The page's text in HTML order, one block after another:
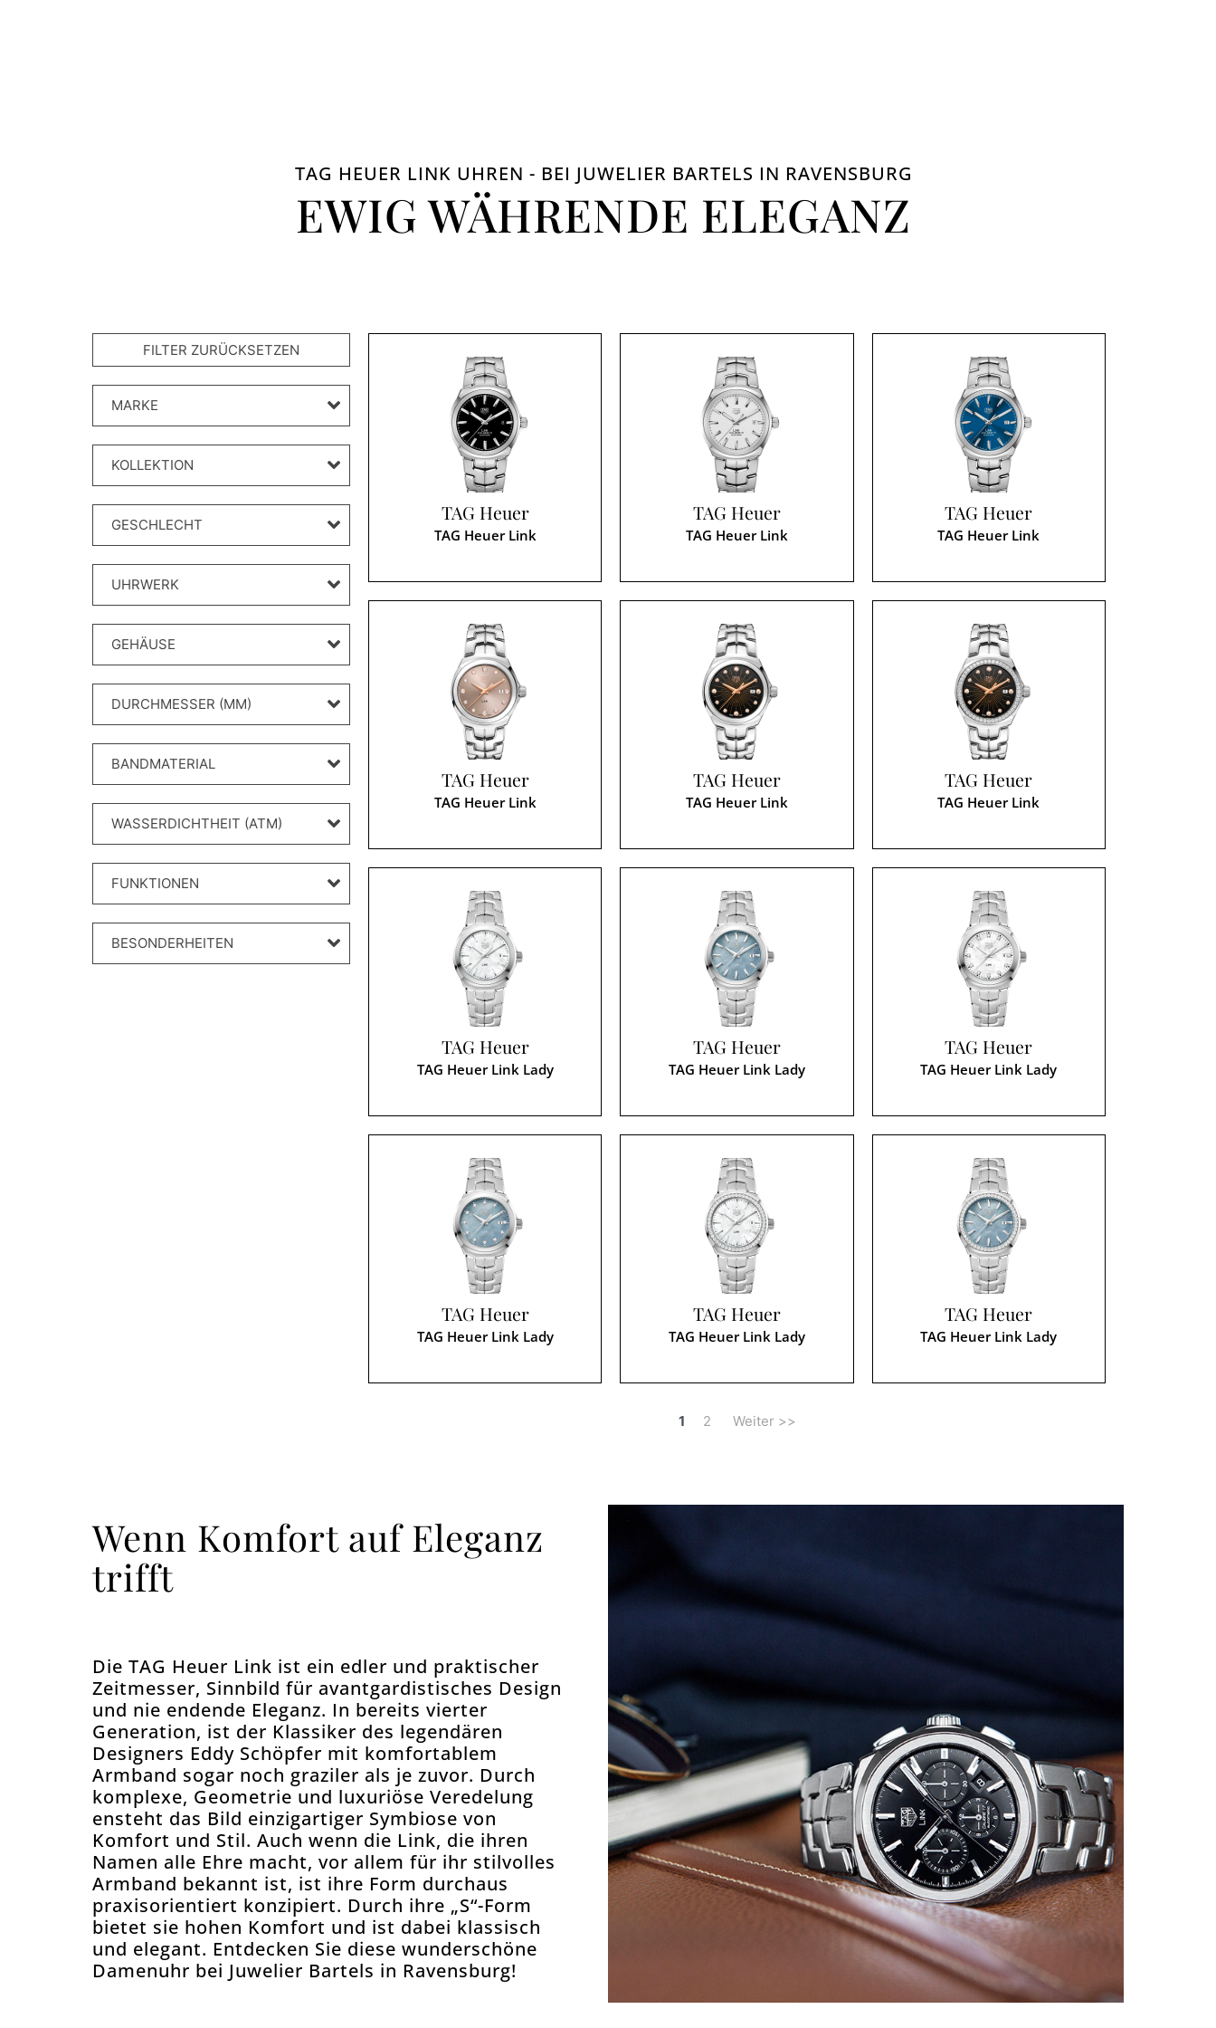
TAG HEUER LINK UHREN - BEI JUWELIER BARTELS IN RAVENSBURG
EWIG WÄHRENDE ELEGANZ
MARKE
KOLLEKTION
GESCHLECHT
UHRWERK
GEHÄUSE
DURCHMESSER (MM)
BANDMATERIAL
WASSERDICHTHEIT (ATM)
FUNKTIONEN
BESONDERHEITEN
TAG Heuer
TAG Heuer Link
TAG Heuer
TAG Heuer Link
TAG Heuer
TAG Heuer Link
TAG Heuer
TAG Heuer Link
TAG Heuer
TAG Heuer Link
TAG Heuer
TAG Heuer Link
TAG Heuer
TAG Heuer Link Lady
TAG Heuer
TAG Heuer Link Lady
TAG Heuer
TAG Heuer Link Lady
TAG Heuer
TAG Heuer Link Lady
TAG Heuer
TAG Heuer Link Lady
TAG Heuer
TAG Heuer Link Lady
1 2 Weiter >>
Wenn Komfort auf Eleganz
trifft
Die TAG Heuer Link ist ein edler und praktischer
Zeitmesser, Sinnbild für avantgardistisches Design
und nie endende Eleganz. In bereits vierter
Generation, ist der Klassiker des legendären
Designers Eddy Schöpfer mit komfortablem
Armband sogar noch graziler als je zuvor. Durch
komplexe, Geometrie und luxuriöse Veredelung
ensteht das Bild einzigartiger Symbiose von
Komfort und Stil. Auch wenn die Link, die ihren
Namen alle Ehre macht, vor allem für ihr stilvolles
Armband bekannt ist, ist ihre Form durchaus
praxisorientiert konzipiert. Durch ihre „S“-Form
bietet sie hohen Komfort und ist dabei klassisch
und elegant. Entdecken Sie diese wunderschöne
Damenuhr bei Juwelier Bartels in Ravensburg!